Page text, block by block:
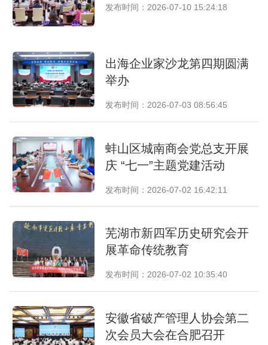
发布时间：2026-07-10 15:24:18
出海企业家沙龙第四期圆满
举办
发布时间：2026-07-03 08:56:45
蚌山区城南商会党总支开展
庆 “七一”主题党建活动
发布时间：2026-07-02 16:42:11
芜湖市新四军历史研究会开
展革命传统教育
发布时间：2026-07-02 10:35:40
安徽省破产管理人协会第二
次会员大会在合肥召开